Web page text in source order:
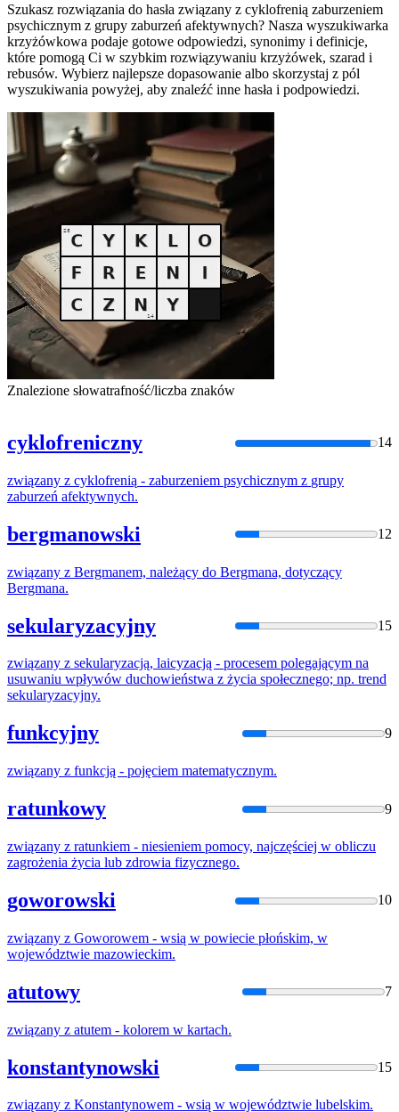
Szukasz rozwiązania do hasła związany z cyklofrenią zaburzeniem
psychicznym z grupy zaburzeń afektywnych? Nasza wyszukiwarka
krzyżówkowa podaje gotowe odpowiedzi, synonimy i definicje,
które pomogą Ci w szybkim rozwiązywaniu krzyżówek, szarad i
rebusów. Wybierz najlepsze dopasowanie albo skorzystaj z pól
wyszukiwania powyżej, aby znaleźć inne hasła i podpowiedzi.
Znalezione słowatrafność/liczba znaków
cyklofreniczny 14
związany z cyklofrenią - zaburzeniem psychicznym z grupy
zaburzeń afektywnych.
bergmanowski 12
związany z Bergmanem, należący do Bergmana, dotyczący
Bergmana.
sekularyzacyjny 15
związany z sekularyzacją, laicyzacją - procesem polegającym na
usuwaniu wpływów duchowieństwa z życia społecznego; np. trend
sekularyzacyjny.
funkcyjny 9
związany z funkcją - pojęciem matematycznym.
ratunkowy 9
związany z ratunkiem - niesieniem pomocy, najczęściej w obliczu
zagrożenia życia lub zdrowia fizycznego.
goworowski 10
związany z Goworowem - wsią w powiecie płońskim, w
województwie mazowieckim.
atutowy 7
związany z atutem - kolorem w kartach.
konstantynowski 15
związany z Konstantynowem - wsią w województwie lubelskim.